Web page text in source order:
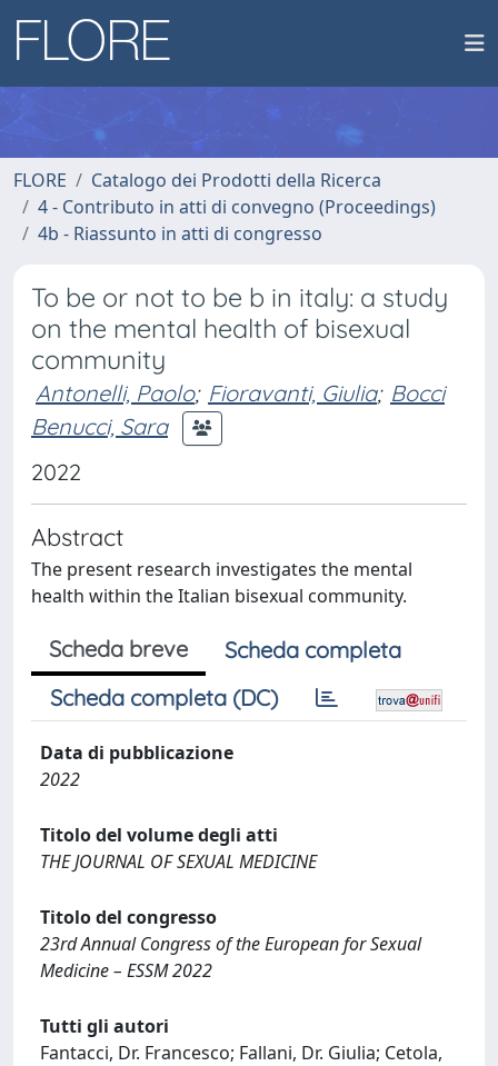
FLORE
Catalogo dei Prodotti della Ricerca
4 - Contributo in atti di convegno (Proceedings)
4b - Riassunto in atti di congresso
To be or not to be b in italy: a study
on the mental health of bisexual
community
Antonelli, Paolo; Fioravanti, Giulia; Bocci
Benucci, Sara
2022
Abstract
The present research investigates the mental
health within the Italian bisexual community.
Scheda breve
Scheda completa
Scheda completa (DC)
Data di pubblicazione
2022
Titolo del volume degli atti
THE JOURNAL OF SEXUAL MEDICINE
Titolo del congresso
23rd Annual Congress of the European for Sexual
Medicine – ESSM 2022
Tutti gli autori
Fantacci, Dr. Francesco; Fallani, Dr. Giulia; Cetola,